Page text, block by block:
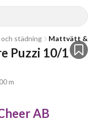
städning Mattvätt &
Puzzi 10/1
m
AB